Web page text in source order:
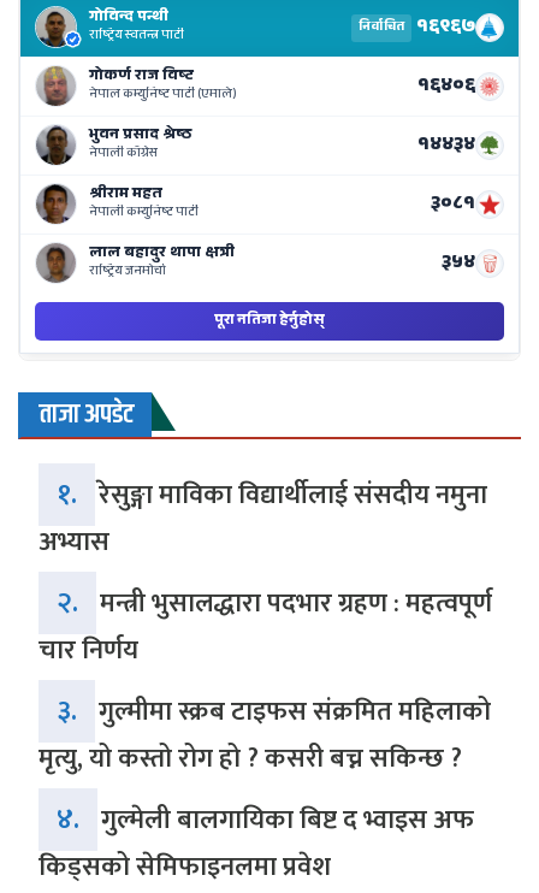
ताजा अपडेट
१. रेसुङ्गा माविका विद्यार्थीलाई संसदीय नमुना
अभ्यास
२. मन्त्री भुसालद्धारा पदभार ग्रहण : महत्वपूर्ण
चार निर्णय
३. गुल्मीमा स्क्रब टाइफस संक्रमित महिलाको
मृत्यु, यो कस्तो रोग हो ? कसरी बच्न सकिन्छ ?
४. गुल्मेली बालगायिका बिष्ट द भ्वाइस अफ
किड्सको सेमिफाइनलमा प्रवेश